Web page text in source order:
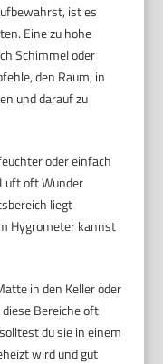
ist es
Eine zu hohe
Schimmel oder
den Raum, in
und darauf zu
oder einfach
oft Wunder
liegt
Hygrometer kannst
in den Keller oder
Bereiche oft
du sie in einem
wird und gut